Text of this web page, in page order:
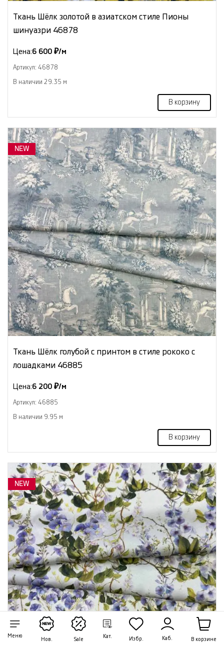
Меню
Нов. Sale
Кат. Избр. Каб. В корзине
Ткань Шёлк золотой в азиатском стиле Пионы
шинуазри 46878
Цена:6 600 ₽/м
Артикул: 46878
В наличии 29.35 м
В корзину
NEW
Ткань Шёлк голубой с принтом в стиле рококо с
лошадками 46885
Цена:6 200 ₽/м
Артикул: 46885
В наличии 9.95 м
В корзину
NEW